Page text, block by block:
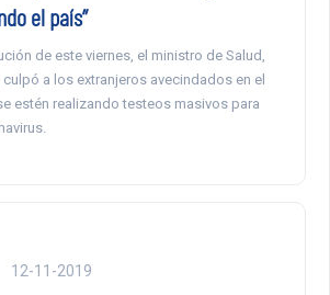
el país”
de este viernes, el ministro de Salud,
a los extranjeros avecindados en el
estén realizando testeos masivos para
12-11-2019